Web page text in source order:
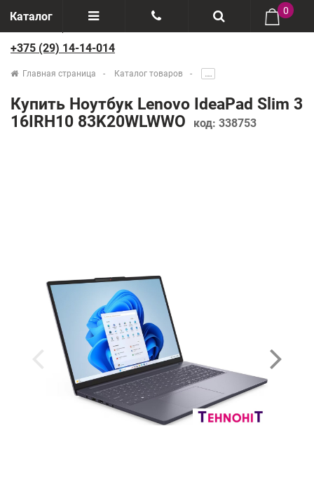
Каталог
Отзывы
Производители
+375(29) 888-44-44
0
+375 (29) 14-14-014
Главная страница Каталог товаров .....
Купить Ноутбук Lenovo IdeaPad Slim 3
16IRH10 83K20WLWWO
код: 338753